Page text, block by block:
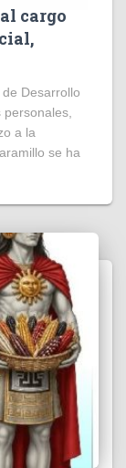
cargo
Desarrollo
a la
se ha